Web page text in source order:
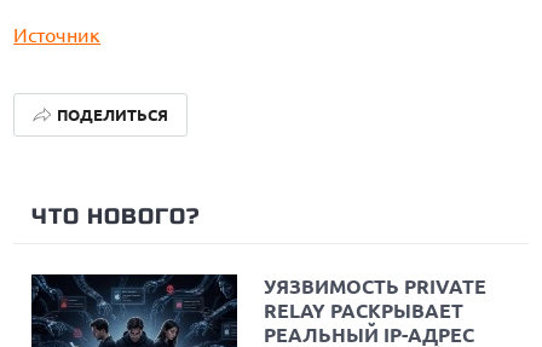
Источник
ПОДЕЛИТЬСЯ
ЧТО НОВОГО?
УЯЗВИМОСТЬ PRIVATE
RELAY РАСКРЫВАЕТ
РЕАЛЬНЫЙ IP-АДРЕС